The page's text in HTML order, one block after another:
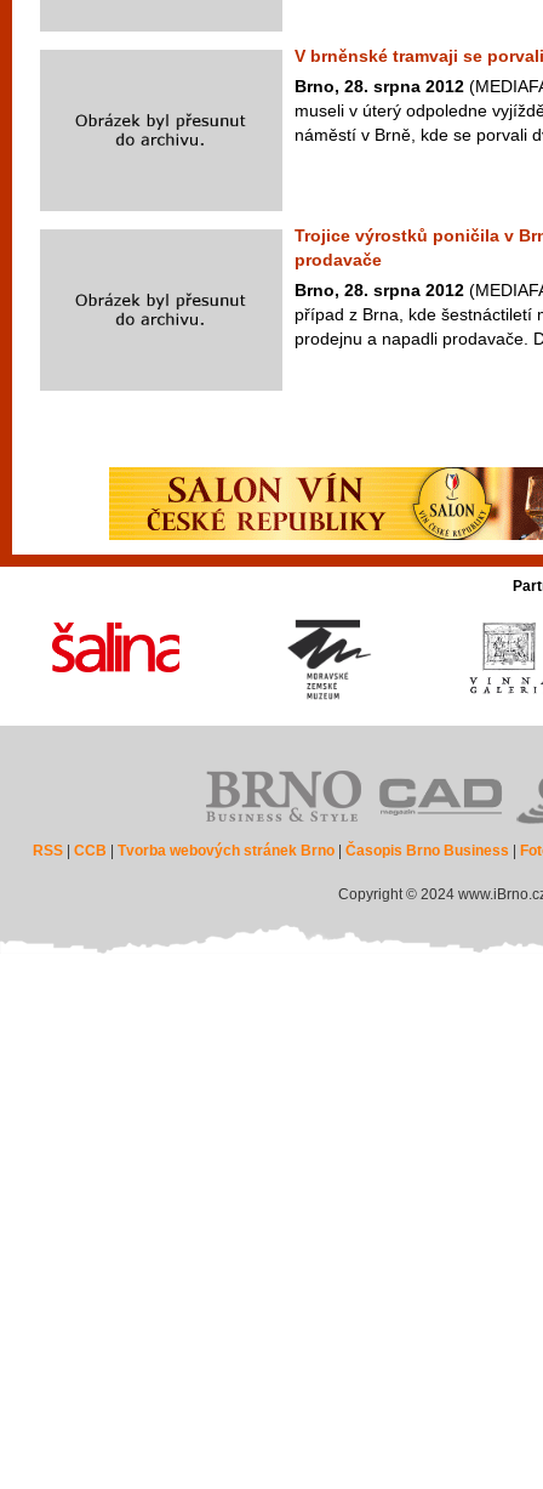
V brněnské tramvaji se
Brno, 28. srpna 2012
museli v úterý odpoledne
náměstí v Brně, kde se porvali
Trojice výrostků poničila v
prodavače
Brno, 28. srpna 2012
případ z Brna, kde šestnáctiletí
prodejnu a napadli prodavače.
RSS |CCB |Tvorba webových stránek Brno |Časopis Brno Business
Copyright © 2024